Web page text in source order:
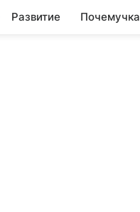
Развитие Почемучка